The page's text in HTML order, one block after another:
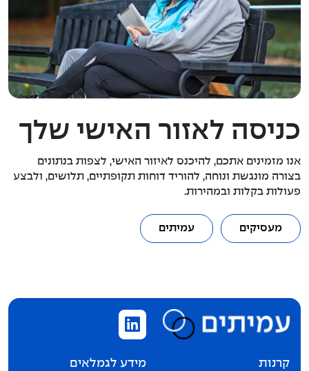
כניסה לאזור האישי שלך
אנו מזמינים אתכם, להיכנס לאיזור האישי, לצפות בנתונים
בצורה מונגשת ונוחה, להוריד דוחות תקופתיים, תלושים, ולבצע
פעולות בקלות ובמהירות.
מעסיקים עמיתים
קרנות מידע לגמלאים